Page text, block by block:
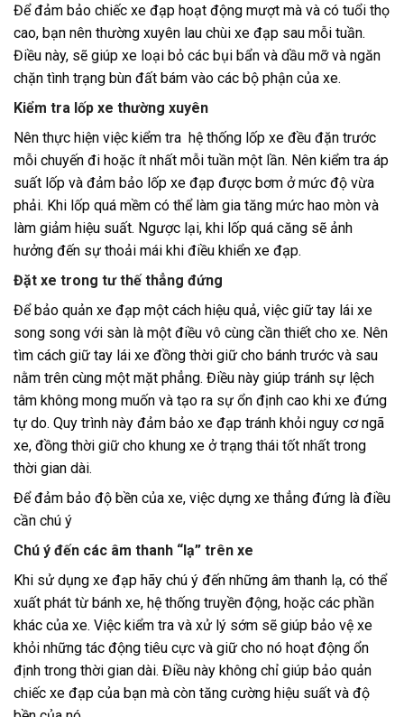
Để đảm bảo chiếc xe đạp hoạt động mượt mà và có tuổi thọ
cao, bạn nên thường xuyên lau chùi xe đạp sau mỗi tuần.
Điều này, sẽ giúp xe loại bỏ các bụi bẩn và dầu mỡ và ngăn
chặn tình trạng bùn đất bám vào các bộ phận của xe.
Kiểm tra lốp xe thường xuyên
Nên thực hiện việc kiểm tra hệ thống lốp xe đều đặn trước
mỗi chuyến đi hoặc ít nhất mỗi tuần một lần. Nên kiểm tra áp
suất lốp và đảm bảo lốp xe đạp được bơm ở mức độ vừa
phải. Khi lốp quá mềm có thể làm gia tăng mức hao mòn và
làm giảm hiệu suất. Ngược lại, khi lốp quá căng sẽ ảnh
hưởng đến sự thoải mái khi điều khiển xe đạp.
Đặt xe trong tư thế thẳng đứng
Để bảo quản xe đạp một cách hiệu quả, việc giữ tay lái xe
song song với sàn là một điều vô cùng cần thiết cho xe. Nên
tìm cách giữ tay lái xe đồng thời giữ cho bánh trước và sau
nằm trên cùng một mặt phẳng. Điều này giúp tránh sự lệch
tâm không mong muốn và tạo ra sự ổn định cao khi xe đứng
tự do. Quy trình này đảm bảo xe đạp tránh khỏi nguy cơ ngã
xe, đồng thời giữ cho khung xe ở trạng thái tốt nhất trong
thời gian dài.
Để đảm bảo độ bền của xe, việc dựng xe thẳng đứng là điều
cần chú ý
Chú ý đến các âm thanh “lạ” trên xe
Khi sử dụng xe đạp hãy chú ý đến những âm thanh lạ, có thể
xuất phát từ bánh xe, hệ thống truyền động, hoặc các phần
khác của xe. Việc kiểm tra và xử lý sớm sẽ giúp bảo vệ xe
khỏi những tác động tiêu cực và giữ cho nó hoạt động ổn
định trong thời gian dài. Điều này không chỉ giúp bảo quản
chiếc xe đạp của bạn mà còn tăng cường hiệu suất và độ